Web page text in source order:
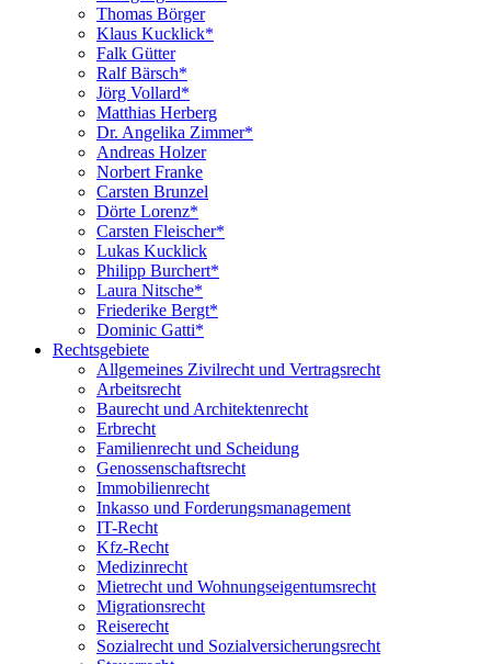
Thomas Börger
Klaus Kucklick*
Falk Gütter
Ralf Bärsch*
Jörg Vollard*
Matthias Herberg
Dr. Angelika Zimmer*
Andreas Holzer
Norbert Franke
Carsten Brunzel
Dörte Lorenz*
Carsten Fleischer*
Lukas Kucklick
Philipp Burchert*
Laura Nitsche*
Friederike Bergt*
Dominic Gatti*
Rechtsgebiete
Allgemeines Zivilrecht und Vertragsrecht
Arbeitsrecht
Baurecht und Architektenrecht
Erbrecht
Familienrecht und Scheidung
Genossenschaftsrecht
Immobilienrecht
Inkasso und Forderungsmanagement
IT-Recht
Kfz-Recht
Medizinrecht
Mietrecht und Wohnungseigentumsrecht
Migrationsrecht
Reiserecht
Sozialrecht und Sozialversicherungsrecht